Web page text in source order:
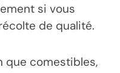
si vous
de qualité.
que comestibles,